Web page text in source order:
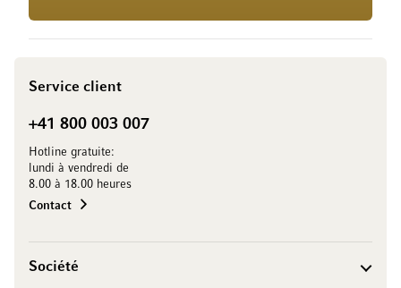
Service client
+41 800 003 007
Hotline gratuite:
lundi à vendredi de
8.00 à 18.00 heures
Contact
Société